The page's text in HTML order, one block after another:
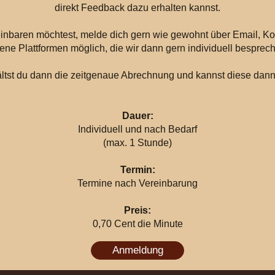
direkt Feedback dazu erhalten kannst.
möchtest, melde dich gern wie gewohnt über Email,
Plattformen möglich, die wir dann gern individuell
du dann die zeitgenaue Abrechnung und kannst diese
Dauer:
Individuell und nach Bedarf
(max. 1 Stunde)
Termin:
Termine nach Vereinbarung
Preis:
0,70 Cent die Minute
Anmeldung